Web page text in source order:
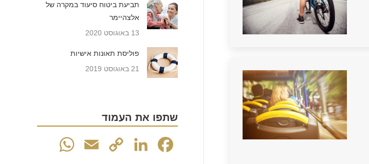
תביעת ביטוח סיעוד במקרה של
אלצהיימר
13 באוגוסט 2020
פוליסת תאונות אישיות
21 באוגוסט 2019
שתפו את העמוד
Facebook
LinkedIn
Copy
Email